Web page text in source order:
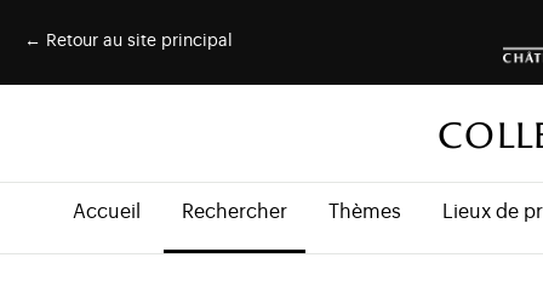
← Retour au site principal
Accueil Rechercher Thèmes Lieux de